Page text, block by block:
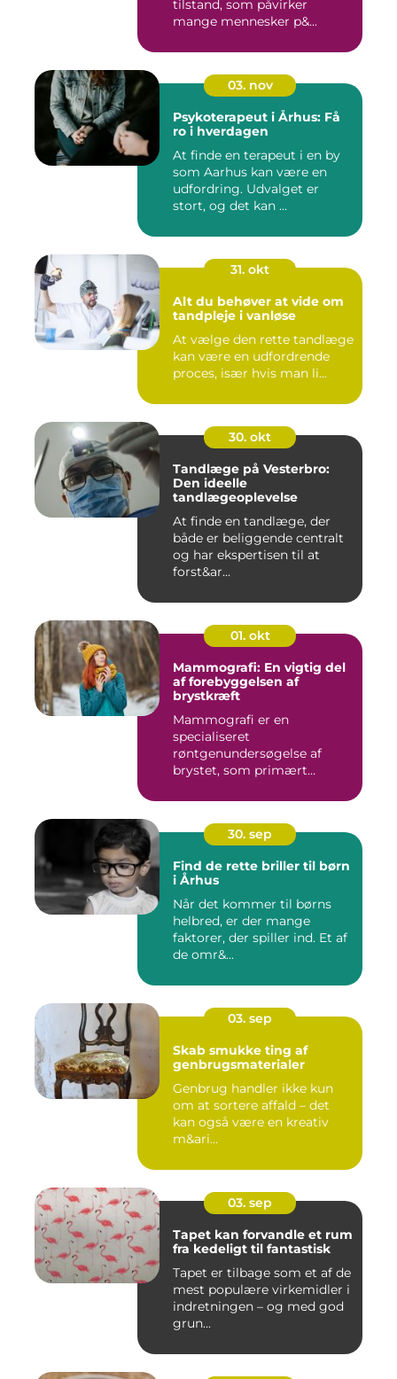
tilstand, som påvirker
mange mennesker p&...
03. nov
Psykoterapeut i Århus: Få
ro i hverdagen
At finde en terapeut i en by
som Aarhus kan være en
udfordring. Udvalget er
stort, og det kan ...
31. okt
Alt du behøver at vide om
tandpleje i vanløse
At vælge den rette tandlæge
kan være en udfordrende
proces, især hvis man li...
30. okt
Tandlæge på Vesterbro:
Den ideelle
tandlægeoplevelse
At finde en tandlæge, der
både er beliggende centralt
og har ekspertisen til at
forst&ar...
01. okt
Mammografi: En vigtig del
af forebyggelsen af
brystkræft
Mammografi er en
specialiseret
røntgenundersøgelse af
brystet, som primært
30. sep
Find de rette briller til børn
i Århus
Når det kommer til børns
helbred, er der mange
faktorer, der spiller ind. Et af
de omr&...
03. sep
Skab smukke ting af
genbrugsmaterialer
Genbrug handler ikke kun
om at sortere affald – det
kan også være en kreativ
m&ari...
03. sep
Tapet kan forvandle et rum
fra kedeligt til fantastisk
Tapet er tilbage som et af de
mest populære virkemidler i
indretningen – og med god
grun...